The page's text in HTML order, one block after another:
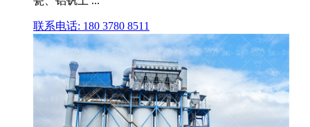
联系电话: 180 3780 8511